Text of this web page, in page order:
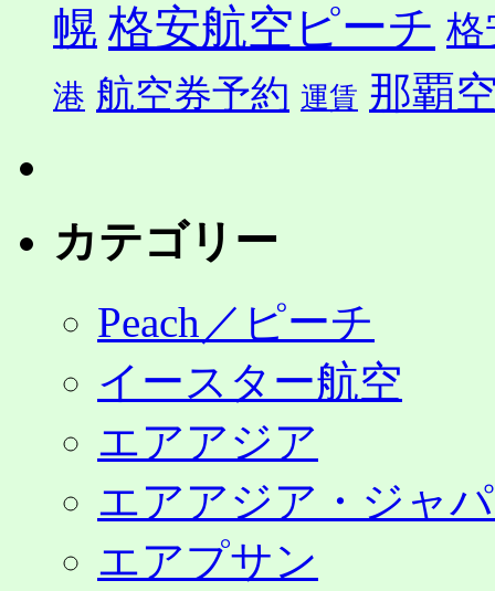
幌 格安航空ピーチ 格
港 航空券予約 運賃 那覇
カテゴリー
Peach／ピーチ
イースター航空
エアアジア
エアアジア・ジャ
エアプサン